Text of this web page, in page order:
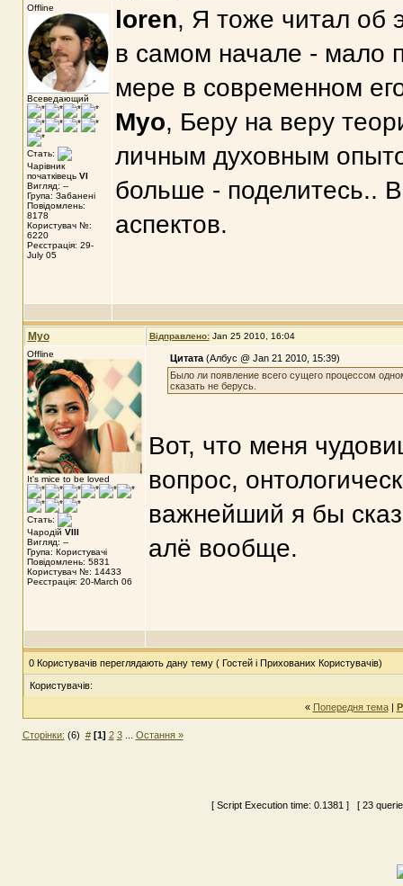
Offline
Всеведающий
Стать:
Чарівник
початківець VI
Вигляд: --
Група: Забанені
Повідомлень:
8178
Користувач №:
6220
Реєстрація: 29-
July 05
loren, Я тоже читал об
в самом начале - мало
мере в современном
Myo, Беру на веру
личным духовным
больше - поделитесь..
аспектов.
Myo Відправлено: Jan 25 2010, 16:04
Offline
It's mice to be loved
Стать:
Чародій VIII
Вигляд: --
Група: Користувачі
Повідомлень: 5831
Користувач №: 14433
Реєстрація: 20-March 06
Цитата(Албус @ Jan 21 2010, 15:39)
Было ли появление всего сущего процессом
сказать не берусь.
Вот, что меня
вопрос,
важнейший я бы
алё вообще.
0 Користувачів переглядають дану тему ( Гостей і Прихованих Користувачів)
Користувачів:
« Попередня тема|
Сторінки: (6) # [1] 2 3... Остання »
[ Script Execution time: 0.1381 ] [ 23